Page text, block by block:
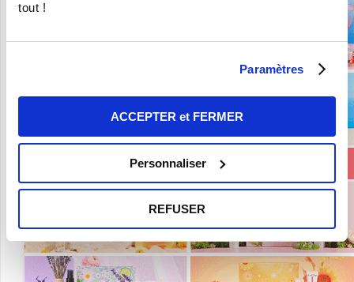
tout !
Paramètres
ACCEPTER et FERMER
Personnaliser
REFUSER